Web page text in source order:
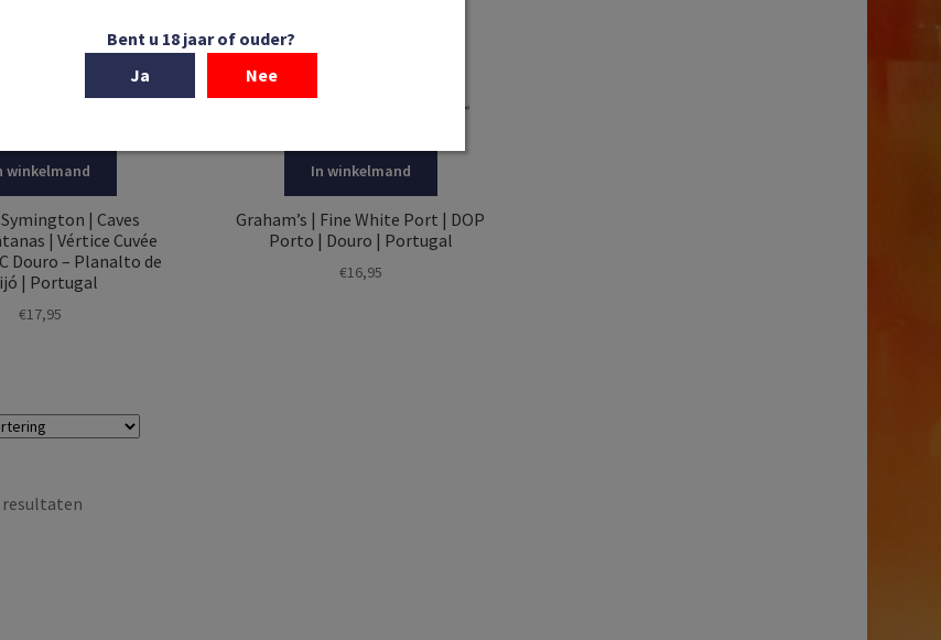
winkelmand
| Caves
| Vértice Cuvée
Douro – Planalto de
| Portugal
€17,95
In winkelmand
Graham’s | Fine White Port | DOP
Porto | Douro | Portugal
€16,95
Bent u 18 jaar of ouder?
Ja
Nee